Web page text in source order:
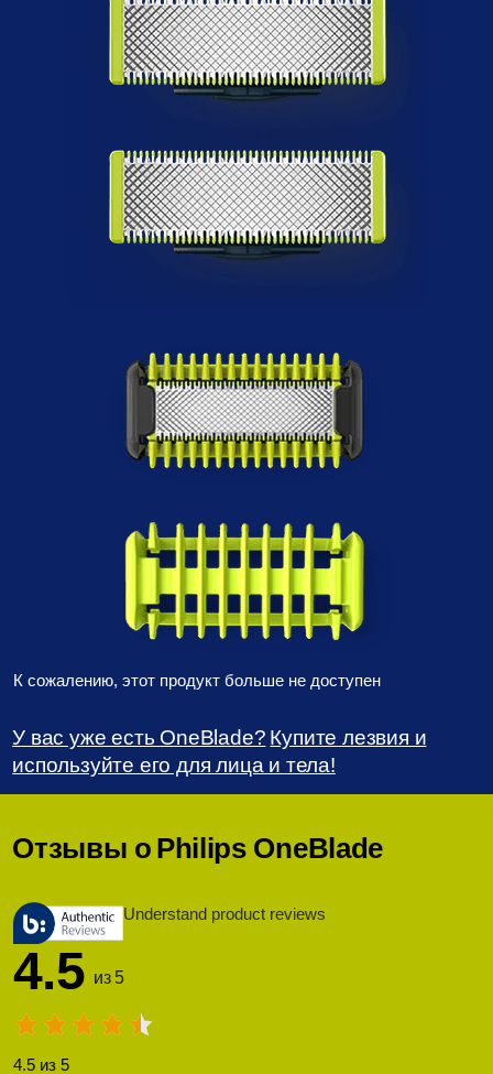
К сожалению, этот продукт больше не доступен
У вас уже есть OneBlade? Купите лезвия и
используйте его для лица и тела!
Отзывы о Philips OneBlade
Understand product reviews
4.5 из 5
4.5 из 5